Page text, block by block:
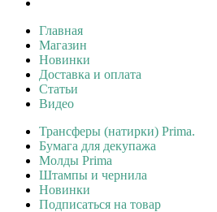
Главная
Магазин
Новинки
Доставка и оплата
Статьи
Видео
Трансферы (натирки) Prima.
Бумага для декупажа
Молды Prima
Штампы и чернила
Новинки
Подписаться на товар